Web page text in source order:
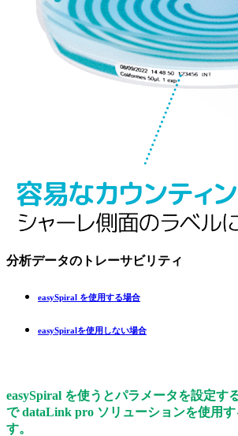
分析データのトレーサビリティ
easySpiral を使用する場合
easySpiralを使用しない場合
easySpiral を使うとパラメータを設定す
でdataLink pro ソリューションを使用
す。